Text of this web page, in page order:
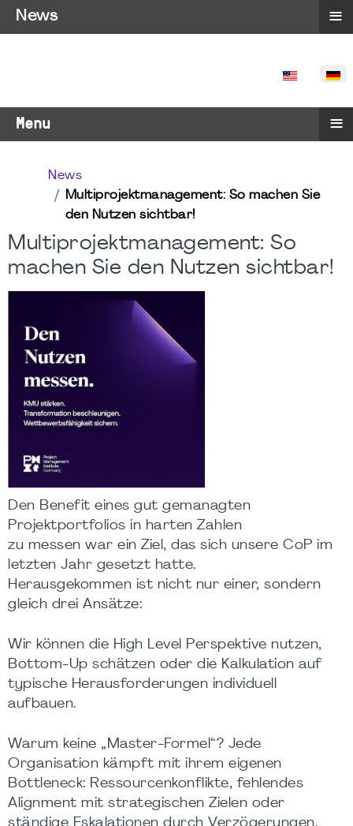
SPRACHE
Menu ≡
News
Multiprojektmanagement: So machen Sie
den Nutzen sichtbar!
Multiprojektmanagement: So
machen Sie den Nutzen sichtbar!
Den Benefit eines gut gemanagten
Projektportfolios in harten Zahlen
zu messen war ein Ziel, das sich unsere CoP im
letzten Jahr gesetzt hatte.
Herausgekommen ist nicht nur einer, sondern
gleich drei Ansätze:
Wir können die High Level Perspektive nutzen,
Bottom-Up schätzen oder die Kalkulation auf
typische Herausforderungen individuell
aufbauen.
Warum keine „Master-Formel“? Jede
Organisation kämpft mit ihrem eigenen
Bottleneck: Ressourcenkonflikte, fehlendes
Alignment mit strategischen Zielen oder
ständige Eskalationen durch Verzögerungen.
News ≡